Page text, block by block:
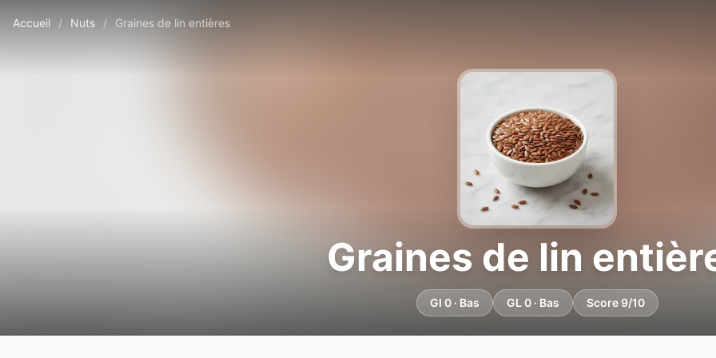
Accueil / Nuts / Graines de lin entières
Graines de lin
GI 0 · Bas GL 0 · Bas Score 9/10